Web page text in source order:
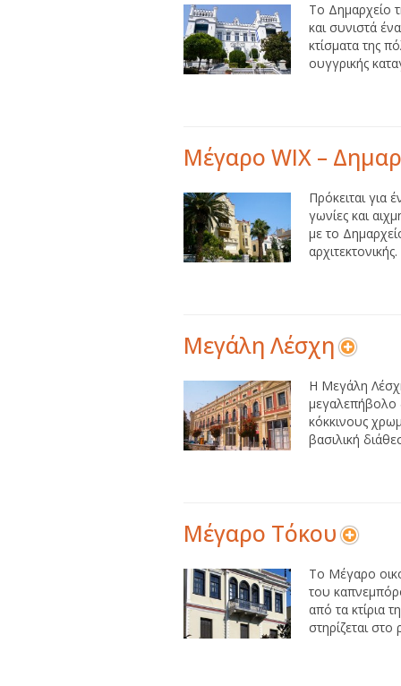
Το Δημαρχείο
και συνιστά
κτίσματα της
ουγγρικής
Μέγαρο WIX –
Πρόκειται για
γωνίες και
με το
Μεγάλη Λέσχη
Η Μεγάλη
μεγαλεπήβολο
κόκκινους
βασιλική
Μέγαρο Τόκου
Το Μέγαρο
του
από τα κτίρια
στηρίζεται